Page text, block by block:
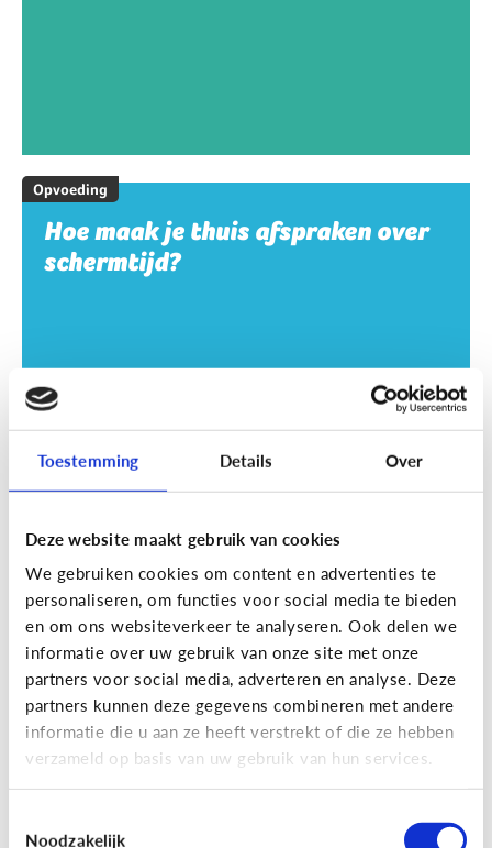
Toestemming Details Over
Deze website maakt gebruik van cookies
We gebruiken cookies om content en advertenties te
personaliseren, om functies voor social media te bieden
en om ons websiteverkeer te analyseren. Ook delen we
informatie over uw gebruik van onze site met onze
partners voor social media, adverteren en analyse. Deze
partners kunnen deze gegevens combineren met andere
informatie die u aan ze heeft verstrekt of die ze hebben
verzameld op basis van uw gebruik van hun services.
Noodzakelijk
Opvoeding
Hoe maak je thuis afspraken over
schermtijd?
Opvoeding
Vanaf welke leeftijd mag mijn kind
naar een scherm kijken?